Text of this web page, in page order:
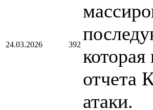
24.03.2026 392
которая
отчета
атаки.